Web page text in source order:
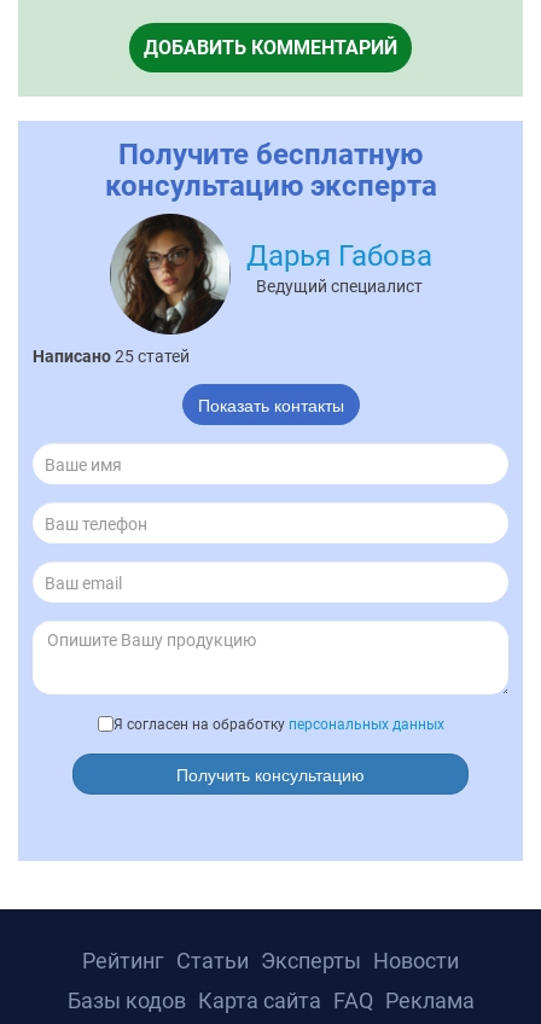
ДОБАВИТЬ КОММЕНТАРИЙ
Получите бесплатную
консультацию эксперта
Дарья Габова
Ведущий специалист
Написано25 статей
Показать контакты
Я согласен на обработку персональных данных
Получить консультацию
Рейтинг Статьи Эксперты Новости
Базы кодов Карта сайта FAQ Реклама